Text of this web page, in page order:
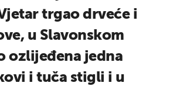
trgao drveće i
u Slavonskom
ozlijeđena jedna
i tuča stigli i u